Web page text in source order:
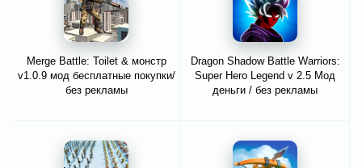
Merge Battle: Toilet & монстр
v1.0.9 мод бесплатные покупки/
без рекламы
Dragon Shadow Battle Warriors:
Super Hero Legend v 2.5 Мод
деньги / без рекламы